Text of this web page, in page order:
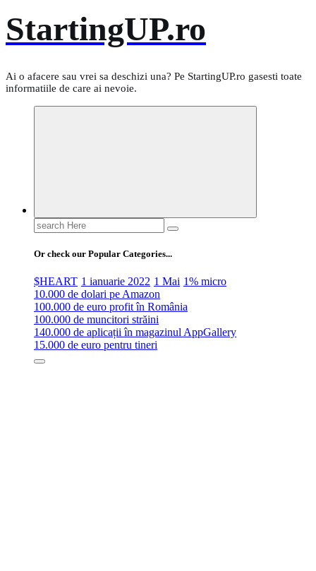
StartingUP.ro
Ai o afacere sau vrei sa deschizi una? Pe StartingUP.ro gasesti toate
informatiile de care ai nevoie.
Search
for:
Or check our Popular Categories...
$HEART 1 ianuarie 2022 1 Mai 1% micro
10.000 de dolari pe Amazon
100.000 de euro profit în România
100.000 de muncitori străini
140.000 de aplicații în magazinul AppGallery
15.000 de euro pentru tineri